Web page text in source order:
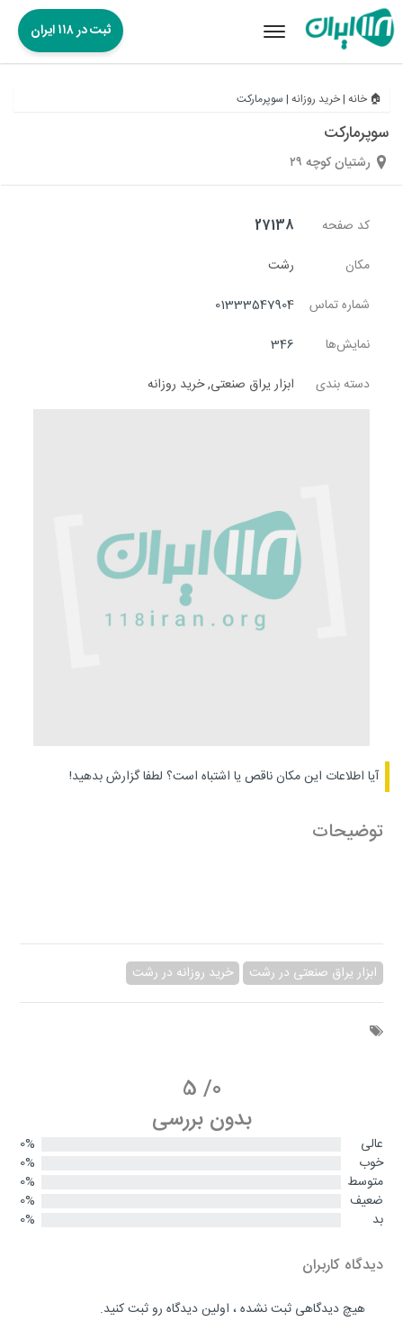
Toggle
ثبت در ۱۱۸ ایران
🏠 خانه |خرید روزانه | سوپرمارکت
سوپرمارکت
رشتیان کوچه ۲۹
کد صفحه
27138
مکان
رشت
شماره تماس
01333547904
نمایش‌ها
346
دسته بندی
ابزار یراق صنعتی,خرید روزانه
آیا اطلاعات این مکان ناقص یا اشتباه است؟ لطفا گزارش بدهید!
توضیحات
ابزار یراق صنعتی در رشت خرید روزانه در رشت
0
/
5
بدون بررسی
عالی
0%
خوب
0%
متوسط
0%
ضعیف
0%
بد
0%
دیدگاه کاربران
هیچ دیدگاهی ثبت نشده ، اولین دیدگاه رو ثبت کنید.